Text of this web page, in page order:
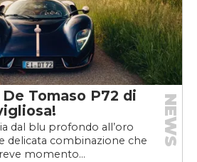
Tomaso P72 di
dal blu profondo all’oro
delicata combinazione che
momento...
NEWS